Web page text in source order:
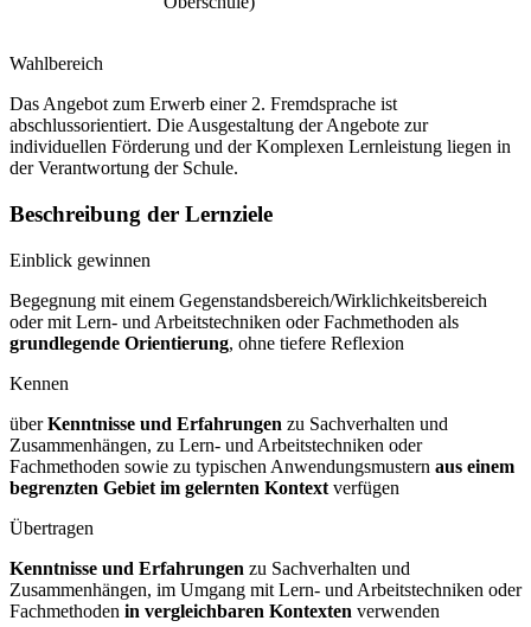
Wahlbereich
Das Angebot zum Erwerb einer 2. Fremdsprache ist
abschlussorientiert. Die Ausgestaltung der Angebote zur
individuellen Förderung und der Komplexen Lernleistung liegen in
der Verantwortung der Schule.
Beschreibung der Lernziele
Einblick gewinnen
Begegnung mit einem Gegenstandsbereich/Wirklichkeitsbereich
oder mit Lern- und Arbeitstechniken oder Fachmethoden als
grundlegende Orientierung, ohne tiefere Reflexion
Kennen
überKenntnisse und Erfahrungen zu Sachverhalten und
Zusammenhängen, zu Lern- und Arbeitstechniken oder
Fachmethoden sowie zu typischen Anwendungsmustern aus einem
begrenzten Gebiet im gelernten Kontext verfügen
Übertragen
Kenntnisse und Erfahrungen zu Sachverhalten und
Zusammenhängen, im Umgang mit Lern- und Arbeitstechniken oder
Fachmethoden in vergleichbaren Kontexten verwenden